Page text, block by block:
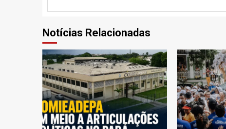
Notícias Relacionadas